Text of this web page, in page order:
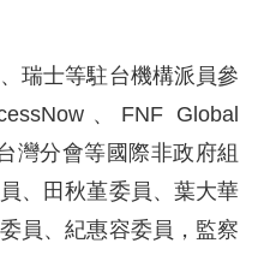
瑞士等駐台機構派員參
、FNF Global
灣分會等國際非政府組
、田秋堇委員、葉大華
員、紀惠容委員，監察